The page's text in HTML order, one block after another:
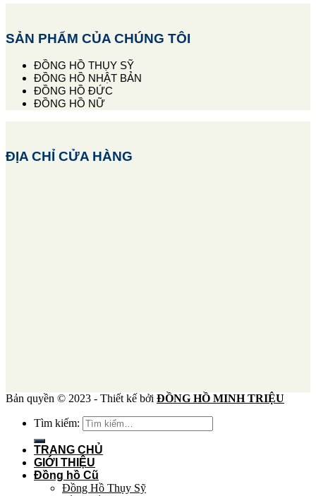
SẢN PHẨM CỦA CHÚNG TÔI
ĐỒNG HỒ THỤY SỸ
ĐỒNG HỒ NHẬT BẢN
ĐỒNG HỒ ĐỨC
ĐỒNG HỒ NỮ
ĐỊA CHỈ CỬA HÀNG
Bản quyền © 2023 - Thiết kế bởi ĐỒNG HỒ MINH TRIỆU
Tìm kiếm:
TRANG CHỦ
GIỚI THIỆU
Đồng hồ Cũ
Đồng Hồ Thụy Sỹ